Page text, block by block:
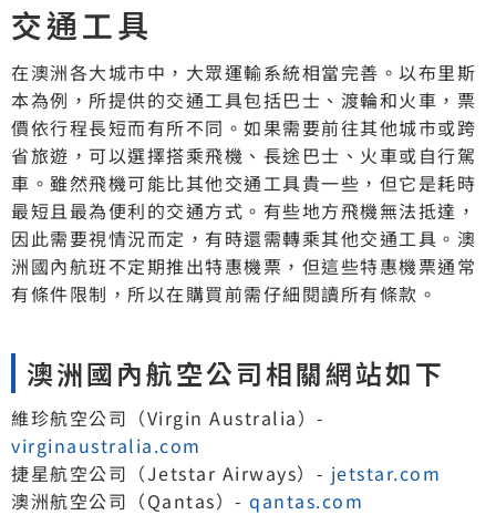
交通工具
在澳洲各大城市中，大眾運輸系統相當完善。以布里斯
本為例，所提供的交通工具包括巴士、渡輪和火車，票
價依行程長短而有所不同。如果需要前往其他城市或跨
省旅遊，可以選擇搭乘飛機、長途巴士、火車或自行駕
車。雖然飛機可能比其他交通工具貴一些，但它是耗時
最短且最為便利的交通方式。有些地方飛機無法抵達，
因此需要視情況而定，有時還需轉乘其他交通工具。澳
洲國內航班不定期推出特惠機票，但這些特惠機票通常
有條件限制，所以在購買前需仔細閱讀所有條款。
澳洲國內航空公司相關網站如下
維珍航空公司（Virgin Australia）-
virginaustralia.com
捷星航空公司（Jetstar Airways）- jetstar.com
澳洲航空公司（Qantas）- qantas.com